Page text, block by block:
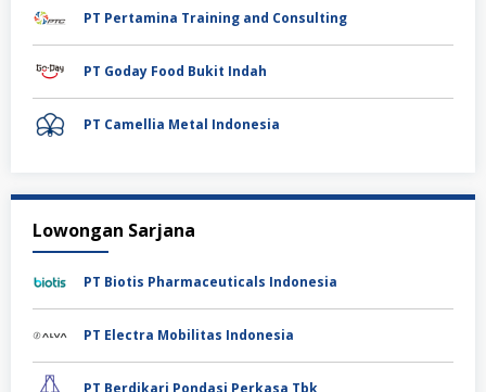
PT Pertamina Training and Consulting
PT Goday Food Bukit Indah
PT Camellia Metal Indonesia
Lowongan Sarjana
PT Biotis Pharmaceuticals Indonesia
PT Electra Mobilitas Indonesia